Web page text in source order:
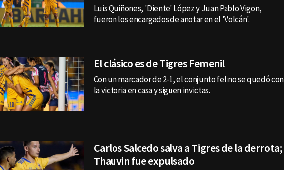
Luis Quiñones, 'Diente' López y Juan Pablo Vigon,
fueron los encargados de anotar en el 'Volcán'.
El clásico es de Tigres Femenil
Con un marcador de 2-1, el conjunto felino se quedó con
la victoria en casa y siguen invictas.
Carlos Salcedo salva a Tigres de la derrota;
Thauvin fue expulsado